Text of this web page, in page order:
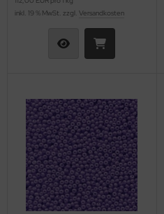
inkl. 19 % MwSt. zzgl. Versandkosten